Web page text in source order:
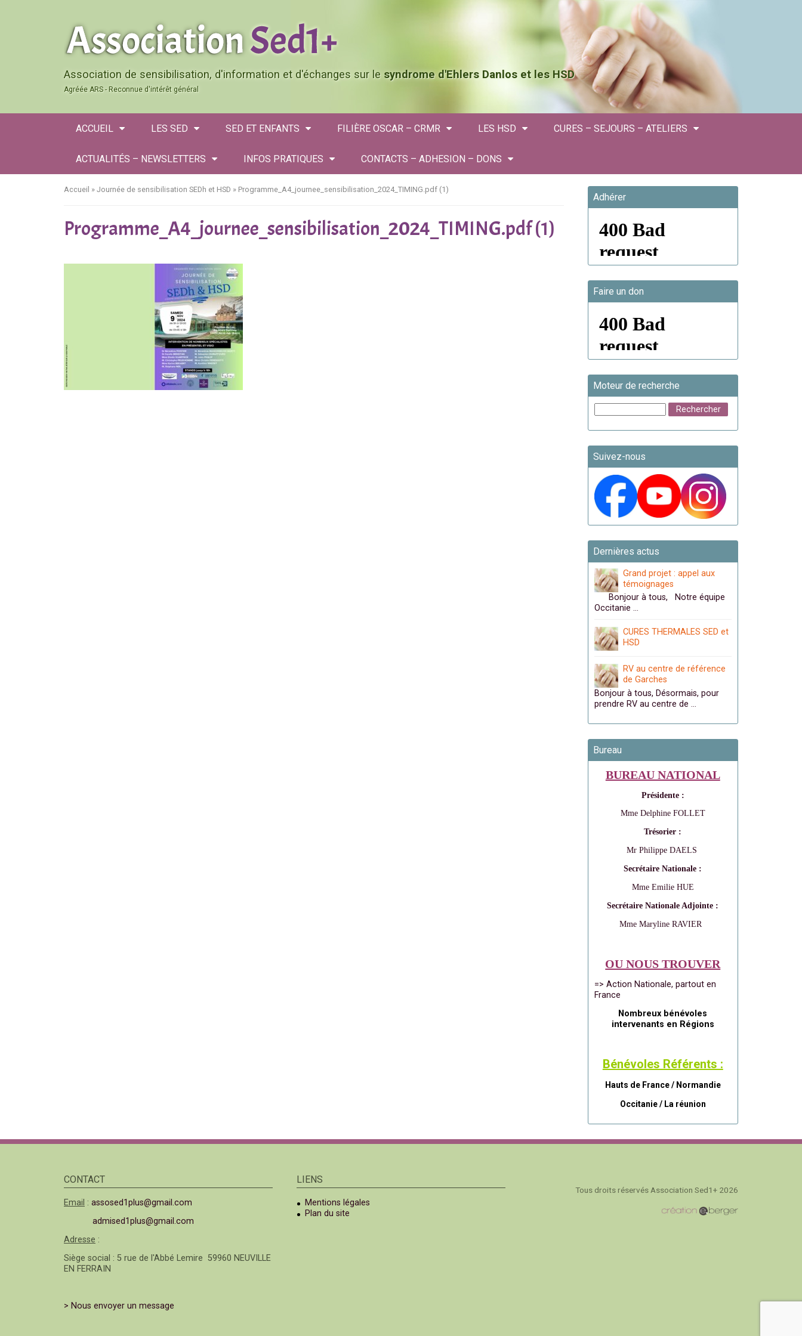
Association de sensibilisation, d'information et d'échanges sur le syndrome d'Ehlers Danlos et les HSD
Agréée ARS - Reconnue d'intérêt général
ACCUEIL LES SED SED ET ENFANTS FILIÈRE OSCAR – CRMR LES HSD CURES – SEJOURS – ATELIERS
ACTUALITÉS – NEWSLETTERS INFOS PRATIQUES CONTACTS – ADHESION – DONS
Accueil » Journée de sensibilisation SEDh et HSD » Programme_A4_journee_sensibilisation_2024_TIMING.pdf (1)
Programme_A4_journee_sensibilisation_2024_TIMING.pdf (1)
Adhérer
Faire un don
Moteur de recherche
Suivez-nous
Dernières actus
Grand projet : appel aux
témoignages
Bonjour à tous, Notre équipe
Occitanie …
CURES THERMALES SED et
HSD
RV au centre de référence
de Garches
Bonjour à tous, Désormais, pour
prendre RV au centre de …
Bureau
BUREAU NATIONAL
Présidente :
Mme Delphine FOLLET
Trésorier :
Mr Philippe DAELS
Secrétaire Nationale :
Mme Emilie HUE
Secrétaire Nationale Adjointe :
Mme Maryline RAVIER
OU NOUS TROUVER
=> Action Nationale, partout en
France
Nombreux bénévoles
intervenants en Régions
Bénévoles Référents :
Hauts de France / Normandie
Occitanie / La réunion
CONTACT
Email : assosed1plus@gmail.com
admised1plus@gmail.com
Adresse :
Siège social : 5 rue de l'Abbé Lemire 59960 NEUVILLE
EN FERRAIN
> Nous envoyer un message
LIENS
Mentions légales
Plan du site
Tous droits réservés Association Sed1+ 2026